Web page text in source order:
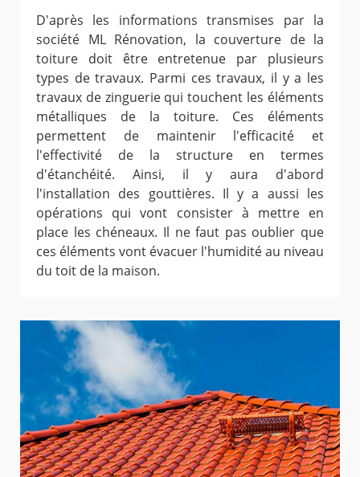
D'après les informations transmises par la
société ML Rénovation, la couverture de la
toiture doit être entretenue par plusieurs
types de travaux. Parmi ces travaux, il y a les
travaux de zinguerie qui touchent les éléments
métalliques de la toiture. Ces éléments
permettent de maintenir l'efficacité et
l'effectivité de la structure en termes
d'étanchéité. Ainsi, il y aura d'abord
l'installation des gouttières. Il y a aussi les
opérations qui vont consister à mettre en
place les chéneaux. Il ne faut pas oublier que
ces éléments vont évacuer l'humidité au niveau
du toit de la maison.